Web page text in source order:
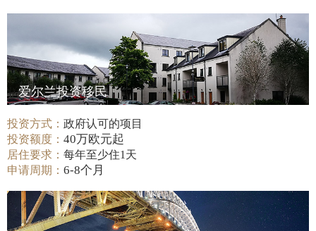
爱尔兰投资移民
投资方式：政府认可的项目
投资额度：40万欧元起
居住要求：每年至少住1天
申请周期：6-8个月